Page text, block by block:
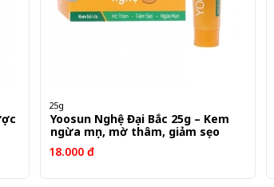
25g
Yoosun Nghệ Đại Bắc 25g – Kem
ngừa mụn, mờ thâm, giảm sẹo
18.000 đ